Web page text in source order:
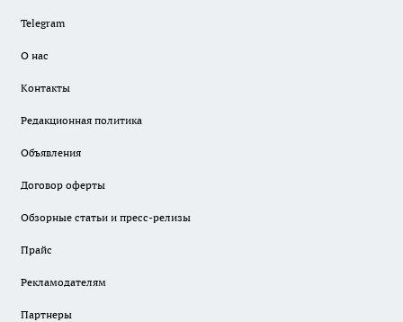
Telegram
О нас
Контакты
Редакционная политика
Объявления
Договор оферты
Обзорные статьи и пресс-релизы
Прайс
Рекламодателям
Партнеры